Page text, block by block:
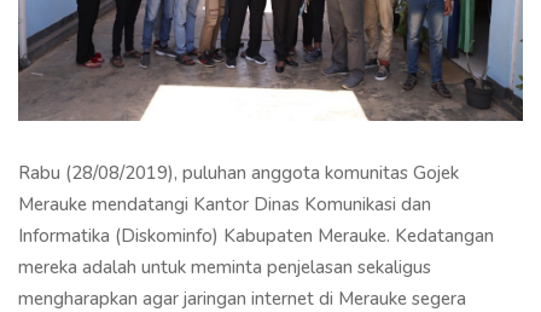
Rabu (28/08/2019), puluhan anggota komunitas Gojek
Merauke mendatangi Kantor Dinas Komunikasi dan
Informatika (Diskominfo) Kabupaten Merauke. Kedatangan
mereka adalah untuk meminta penjelasan sekaligus
mengharapkan agar jaringan internet di Merauke segera